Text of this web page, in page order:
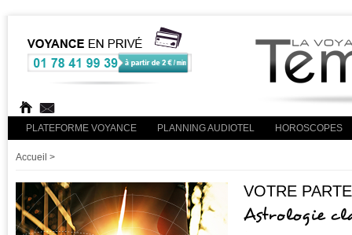
PLATEFORME VOYANCE PLANNING AUDIOTEL HOROSCOPES
Accueil >
VOTRE
Astrologie